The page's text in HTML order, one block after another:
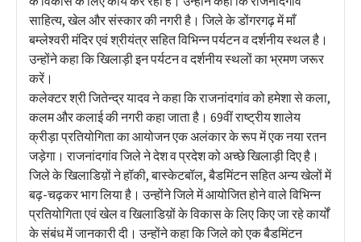
साहित्य, खेल और संस्कार की नगरी है। जिले के डोंगरगढ़ में माँ
बम्लेश्वरी मंदिर एवं श्रीयंत्र सहित विभिन्न पर्यटन व दर्शनीय स्थल है।
उन्होंने कहा कि खिलाड़ी इन पर्यटन व दर्शनीय स्थलों का भ्रमण जरूर
करें।
कलेक्टर श्री जितेन्द्र यादव ने कहा कि राजनांदगांव को हमेशा से कला,
कलम और कलाई की नगरी कहा जाता है। 69वीं राष्ट्रीय शालेय
क्रीड़ा प्रतियोगिता का आयोजन एक अलंकार के रूप में एक नया रतन
जड़ेगा। राजनांदगांव जिले ने देश व प्रदेश को अच्छे खिलाड़ी दिए है।
जिले के खिलाडिय़ों ने हॉकी, बास्केटबॉल, बैडमिंटन सहित अन्य खेलों में
बढ़-चढ़कर भाग लिया है। उन्होंने जिले में आयोजित होने वाले विभिन्न
प्रतियोगिता एवं खेल व खिलाडिय़ों के विकास के लिए किए जा रहे कार्यों
के संबंध में जानकारी दी। उन्होंने कहा कि जिले को एक बैडमिंटन